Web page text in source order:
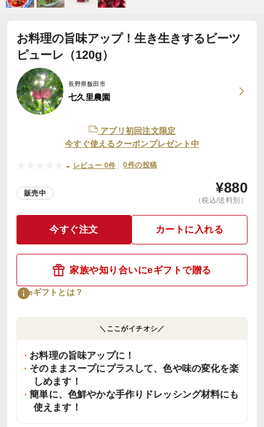
お料理の旨味アップ！生き生きするビーツ
ピューレ（120g）
長野県飯田市
七久里農園
アプリ初回注文限定
今すぐ使えるクーポンプレゼント中
- レビュー 0件 0件の投稿
販売中 ¥880
（税込/送料別）
今すぐ注文 カートに入れる
家族や知り合いにeギフトで贈る
eギフトとは？
＼ここがイチオシ／
お料理の旨味アップに！
そのままスープにプラスして、色や味の変化を楽
しめます！
簡単に、色鮮やかな手作りドレッシング材料にも
使えます！